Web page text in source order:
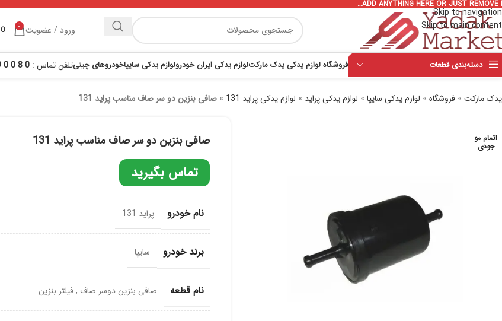
Skip to navigation
Skip to main content
ADD ANYTHING HERE OR JUST REMOVE
ورود / عضویت 0
0
دسته‌بندی قطعات فروشگاه لوازم یدکی یدک مارکتلوازم یدکی ایران خودرولوازم یدکی سایپاخودروهای چینیتلفن تماس : 0 8 0 0 9 6 1 9 - 021
یدک مارکت» فروشگاه» لوازم یدکی سایپا» لوازم یدکی پراید » لوازم یدکی پراید 131 » صافی بنزین دو سر صاف مناسب پراید 131
اتمام مو
جودی صافی بنزین دو سر صاف مناسب پراید 131
تماس بگیرید
نام خودرو پراید 131
برند خودرو سایپا
نام قطعه صافی بنزین دوسر صاف ,فیلتر بنزین